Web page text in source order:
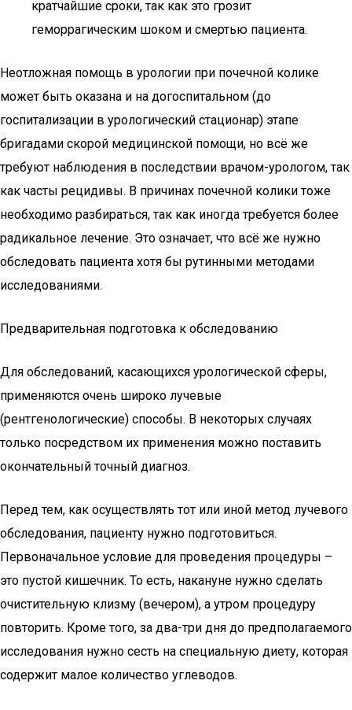
кратчайшие сроки, так как это грозит
геморрагическим шоком и смертью пациента.
Неотложная помощь в урологии при почечной колике
может быть оказана и на догоспитальном (до
госпитализации в урологический стационар) этапе
бригадами скорой медицинской помощи, но всё же
требуют наблюдения в последствии врачом-урологом, так
как часты рецидивы. В причинах почечной колики тоже
необходимо разбираться, так как иногда требуется более
радикальное лечение. Это означает, что всё же нужно
обследовать пациента хотя бы рутинными методами
исследованиями.
Предварительная подготовка к обследованию
Для обследований, касающихся урологической сферы,
применяются очень широко лучевые
(рентгенологические) способы. В некоторых случаях
только посредством их применения можно поставить
окончательный точный диагноз.
Перед тем, как осуществлять тот или иной метод лучевого
обследования, пациенту нужно подготовиться.
Первоначальное условие для проведения процедуры –
это пустой кишечник. То есть, накануне нужно сделать
очистительную клизму (вечером), а утром процедуру
повторить. Кроме того, за два-три дня до предполагаемого
исследования нужно сесть на специальную диету, которая
содержит малое количество углеводов.